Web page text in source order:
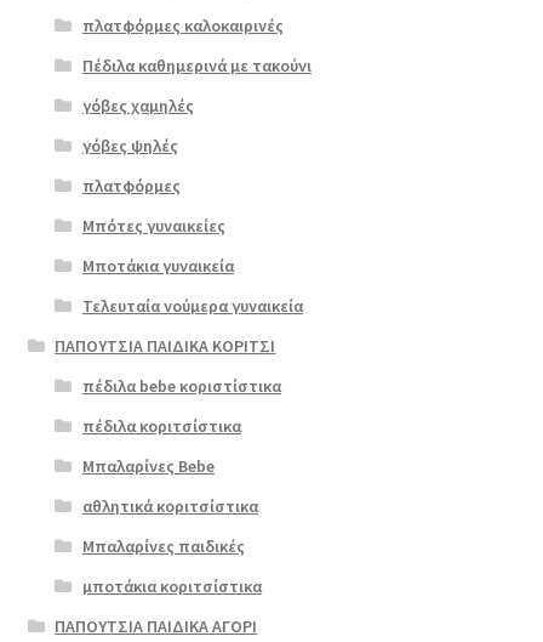
Επιλο
πλατφόρμες καλοκαιρινές
Πέδιλα καθημερινά με τακούνι
γόβες χαμηλές
γόβες ψηλές
πλατφόρμες
Μπότες γυναικείες
Μποτάκια γυναικεία
Τελευταία νούμερα γυναικεία
ΠΑΠΟΥΤΣΙΑ ΠΑΙΔΙΚΑ ΚΟΡΙΤΣΙ
πέδιλα bebe κοριστίστικα
πέδιλα κοριτσίστικα
Μπαλαρίνες Bebe
αθλητικά κοριτσίστικα
Μπαλαρίνες παιδικές
μποτάκια κοριτσίστικα
ΠΑΠΟΥΤΣΙΑ ΠΑΙΔΙΚΑ ΑΓΟΡΙ